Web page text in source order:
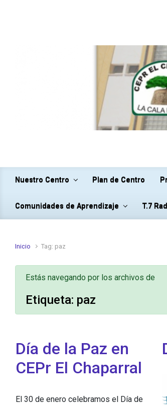
Nuestro Centro Plan de Centro
Comunidades de Aprendizaje T.7
Inicio Tag: paz
Estás navegando por los archivos de
Etiqueta: paz
Día de la Paz en
CEPr El Chaparral
El 30 de enero celebramos el Día de